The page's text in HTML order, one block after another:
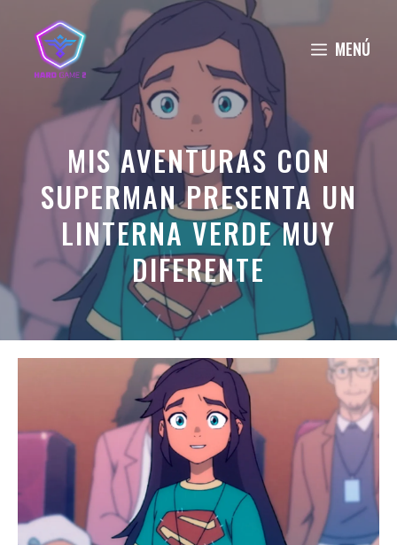
contenido
MENÚ
MIS AVENTURAS CON
SUPERMAN PRESENTA UN
LINTERNA VERDE MUY
DIFERENTE